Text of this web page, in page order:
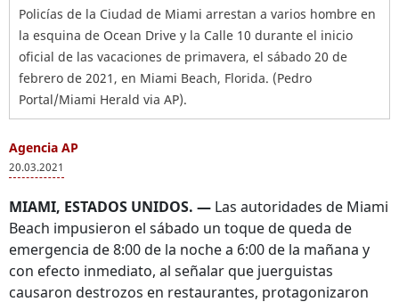
Policías de la Ciudad de Miami arrestan a varios hombre en
la esquina de Ocean Drive y la Calle 10 durante el inicio
oficial de las vacaciones de primavera, el sábado 20 de
febrero de 2021, en Miami Beach, Florida. (Pedro
Portal/Miami Herald via AP).
Agencia AP
20.03.2021
MIAMI, ESTADOS UNIDOS. — Las autoridades de Miami
Beach impusieron el sábado un toque de queda de
emergencia de 8:00 de la noche a 6:00 de la mañana y
con efecto inmediato, al señalar que juerguistas
causaron destrozos en restaurantes, protagonizaron